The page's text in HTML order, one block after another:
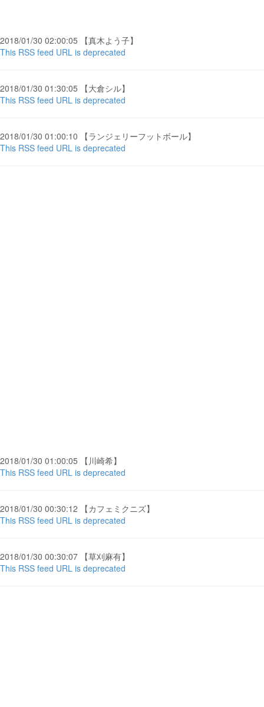
2018/01/30 02:00:05 【真木よう子】
This RSS feed URL is deprecated
2018/01/30 01:30:05 【大倉シル】
This RSS feed URL is deprecated
2018/01/30 01:00:10 【ランジェリーフットボール】
This RSS feed URL is deprecated
2018/01/30 01:00:05 【川崎希】
This RSS feed URL is deprecated
2018/01/30 00:30:12 【カフェミクニズ】
This RSS feed URL is deprecated
2018/01/30 00:30:07 【草刈麻有】
This RSS feed URL is deprecated